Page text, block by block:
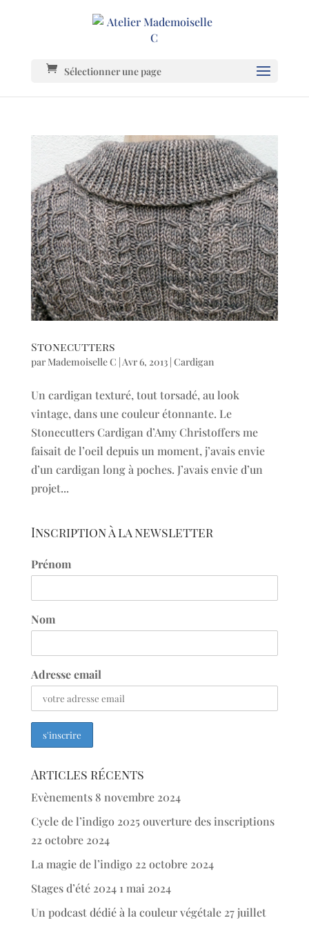
Sélectionner une page
Stonecutters
par Mademoiselle C | Avr 6, 2013| Cardigan
Un cardigan texturé, tout torsadé, au look
vintage, dans une couleur étonnante. Le
Stonecutters Cardigan d’Amy Christoffers me
faisait de l’oeil depuis un moment, j’avais envie
d’un cardigan long à poches. J’avais envie d’un
projet...
Inscription à la newsletter
Prénom
Nom
Adresse email
Articles récents
Evènements 8 novembre 2024
Cycle de l’indigo 2025 ouverture des inscriptions
22 octobre 2024
La magie de l’indigo 22 octobre 2024
Stages d’été 2024 1 mai 2024
Un podcast dédié à la couleur végétale 27 juillet